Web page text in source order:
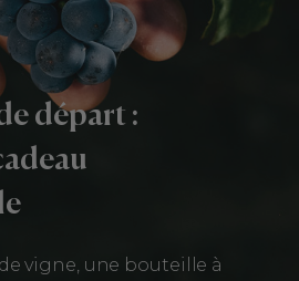
départ :
vigne, une bouteille à